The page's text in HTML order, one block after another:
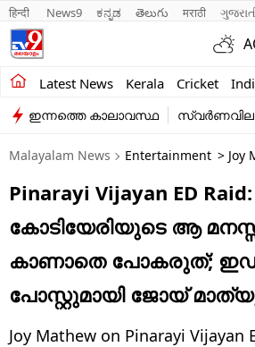
हिन्दी News9 ಕನ್ನಡ తెలుగు मराठी
Latest News Kerala Cricket
Kerala
India
Entertainment
Business
Education
Lifestyle
ഇന്നത്തെ കാലാവസ്ഥ സ്വർണവില
Malayalam News Entertainment > Joy
Pinarayi Vijayan ED
കോടിയേരിയുടെ ആ
കാണാതെ പോകരുത്;
പോസ്റ്റുമായി ജോയ്
Joy Mathew on Pinarayi Vijayan